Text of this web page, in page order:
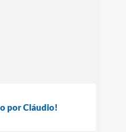
por Cláudio!